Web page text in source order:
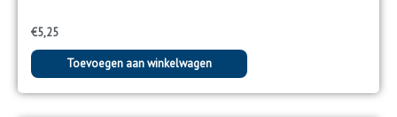
€5,25
Toevoegen aan winkelwagen